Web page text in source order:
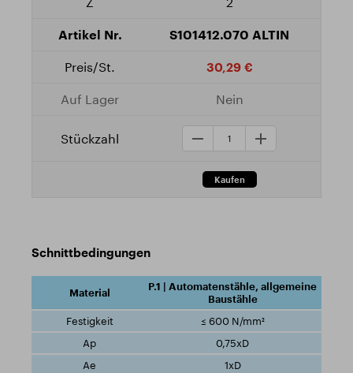
S101412.070 ALTIN
30,29 €
Nein
Schnittbedingungen
P.1 | Automatenstähle, allgemeine
Baustähle
≤ 600 N/mm²
0,75xD
1xD